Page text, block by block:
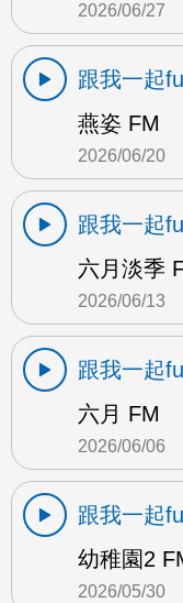
2026/06/27
跟我一起
燕姿 FM
2026/06/20
跟我一起
六月淡季
2026/06/13
跟我一起
六月 FM
2026/06/06
跟我一起
幼稚園2
2026/05/30